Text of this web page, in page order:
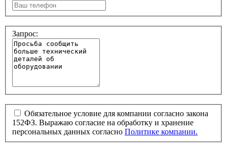
Запрос:
Обязательное условие для компании согласно закона
152ФЗ. Выражаю согласие на обработку и хранение
персональных данных согласно Политике компании.